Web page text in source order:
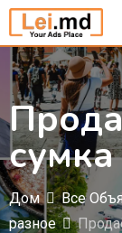
Перейти
содержимому
Дом Все
разное